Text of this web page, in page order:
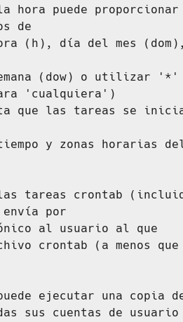
hora puede proporcionar
de
(h), día del mes (dom),
(dow) o utilizar '*'
'cualquiera')
que las tareas se
y zonas horarias
tareas crontab
por
al usuario al que
crontab (a menos que
ejecutar una copia
sus cuentas de usuario